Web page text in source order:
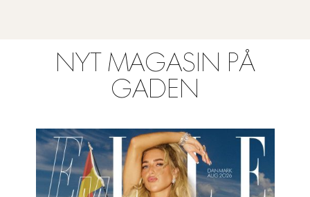
NYT MAGASIN PÅ
GADEN